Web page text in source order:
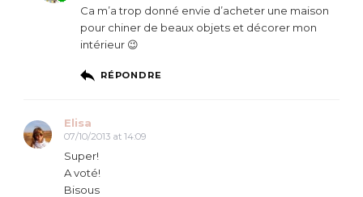
Ca m’a trop donné envie d’acheter une maison
pour chiner de beaux objets et décorer mon
intérieur 😉
RÉPONDRE
Elisa
07/10/2013 at 14:09
Super!
A voté!
Bisous